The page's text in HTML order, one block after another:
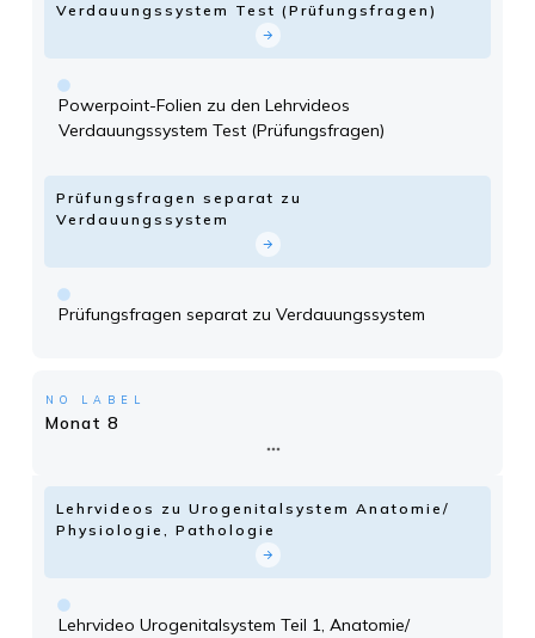
Verdauungssystem Test (Prüfungsfragen)
Powerpoint-Folien zu den Lehrvideos
Verdauungssystem Test (Prüfungsfragen)
Prüfungsfragen separat zu
Verdauungssystem
Prüfungsfragen separat zu Verdauungssystem
NO LABEL
Monat 8
Lehrvideos zu Urogenitalsystem Anatomie/
Physiologie, Pathologie
Lehrvideo Urogenitalsystem Teil 1, Anatomie/